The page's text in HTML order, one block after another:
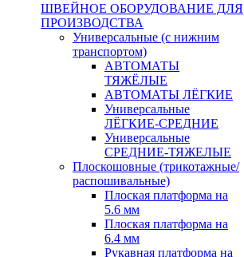
ШВЕЙНОЕ ОБОРУДОВАНИЕ ДЛЯ
ПРОИЗВОДСТВА
Универсальные (с нижним
транспортом)
АВТОМАТЫ
ТЯЖЁЛЫЕ
АВТОМАТЫ ЛЁГКИЕ
Универсальные
ЛЁГКИЕ-СРЕДНИЕ
Универсальные
СРЕДНИЕ-ТЯЖЕЛЫЕ
Плоскошовные (трикотажные/
распошивальные)
Плоская платформа на
5.6 мм
Плоская платформа на
6.4 мм
Рукавная платформа на